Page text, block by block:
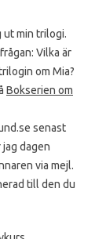
ut min trilogi.
Vilka är
om Mia?
Bokserien om
senast
dagen
via mejl.
till den du